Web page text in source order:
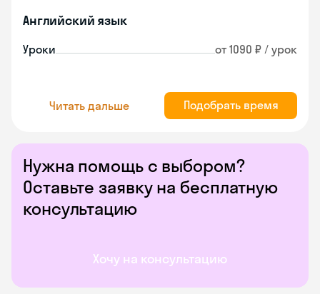
Нужна помощь с выбором?
Оставьте заявку на бесплатную
консультацию
Хочу на консультацию
Английский язык
Уроки от 1090 ₽ / урок
Читать дальше Подобрать время